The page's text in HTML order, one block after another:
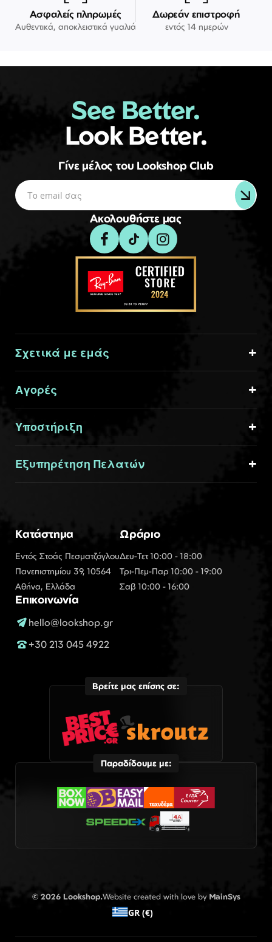
Ασφαλείς πληρωμές
Αυθεντικά, αποκλειστικά γυαλιά
Δωρεάν επιστροφή
εντός 14 ημερών
See Better.
Look Better.
Γίνε μέλος του Lookshop Club
Ακολουθήστε μας
Σχετικά με εμάς
Αγορές
Υποστήριξη
Εξυπηρέτηση Πελατών
Κατάστημα
Εντός Στοάς Πεσματζόγλου
Πανεπιστημίου 39, 10564
Αθήνα, Ελλάδα
Ωράριο
Δευ-Τετ 10:00 - 18:00
Τρι-Πεμ-Παρ 10:00 - 19:00
Σαβ 10:00 - 16:00
Επικοινωνία
hello@lookshop.gr
+30 213 045 4922
Βρείτε μας επίσης σε:
Παραδίδουμε με:
© 2026 Lookshop.Website created with love by MainSys
GR (€)